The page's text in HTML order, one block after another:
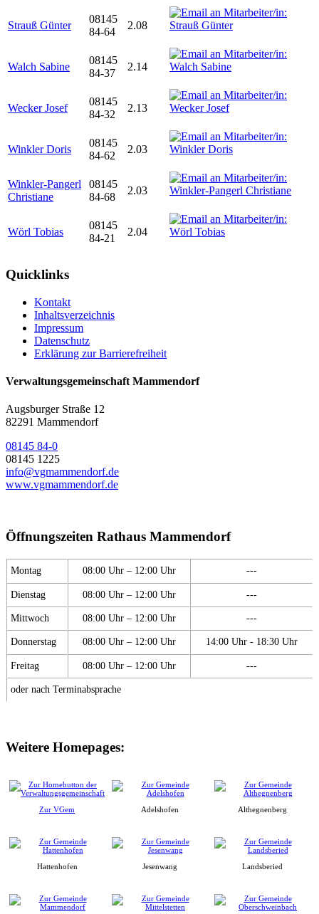
Strauß Günter
08145
84-64
2.08
Walch Sabine
08145
84-37
2.14
Wecker Josef
08145
84-32
2.13
Winkler Doris
08145
84-62
2.03
Winkler-Pangerl
Christiane
08145
84-68
2.03
Wörl Tobias
08145
84-21
2.04
Quicklinks
Kontakt
Inhaltsverzeichnis
Impressum
Datenschutz
Erklärung zur Barrierefreiheit
Verwaltungsgemeinschaft Mammendorf
Augsburger Straße 12
82291 Mammendorf
08145 84-0
08145 1225
info@vgmammendorf.de
www.vgmammendorf.de
Öffnungszeiten Rathaus Mammendorf
Montag 08:00 Uhr – 12:00 Uhr ---
Dienstag 08:00 Uhr – 12:00 Uhr ---
Mittwoch 08:00 Uhr – 12:00 Uhr ---
Donnerstag 08:00 Uhr – 12:00 Uhr 14:00 Uhr - 18:30 Uhr
Freitag 08:00 Uhr – 12:00 Uhr ---
oder nach Terminabsprache
Weitere Homepages:
Zur VGem Adelshofen Althegnenberg
Hattenhofen Jesenwang Landsberied